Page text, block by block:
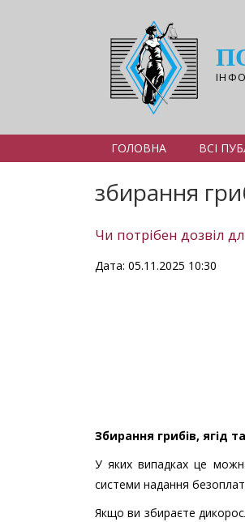
ГОЛОВНА ВСІ
збирання
Чи потрібен дозвіл
Дата: 05.11.2025 10:30
Збирання грибів, ягід
У яких випадках це
системи надання
Якщо ви збираєте